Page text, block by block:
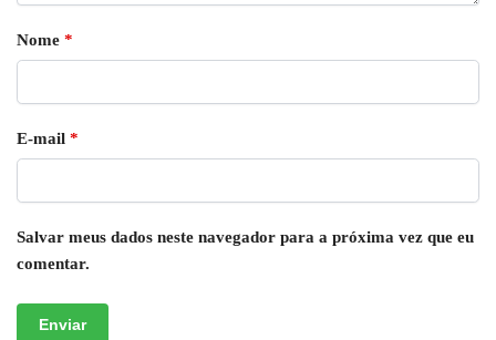
Nome *
E-mail *
Salvar meus dados neste navegador para a próxima vez que eu
comentar.